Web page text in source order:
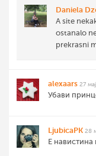
Daniela
A site
ostanalo
prekrasni
alexaars 27
Убави
LjubicaPK 28
Е навистина